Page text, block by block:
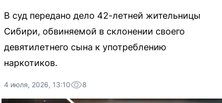
В суд передано дело 42-летней жительницы
Сибири, обвиняемой в склонении своего
девятилетнего сына к употреблению
наркотиков.
4 июля, 2026, 13:10 8